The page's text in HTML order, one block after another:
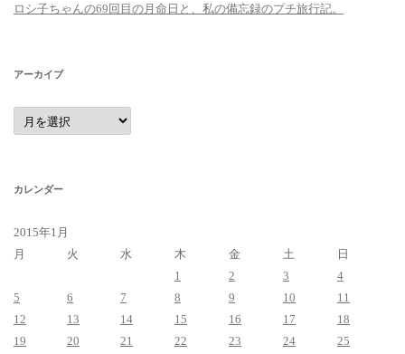
ロシ子ちゃんの69回目の月命日と、私の備忘録のプチ旅行記。
アーカイブ
ア
ー
カ
カレンダー
2015年1月
月
火 水 木 金 土
日
1
2 3
4
5
6 7 8 9 10
11
12
13 14 15 16 17
18
19
20 21 22 23 24
25